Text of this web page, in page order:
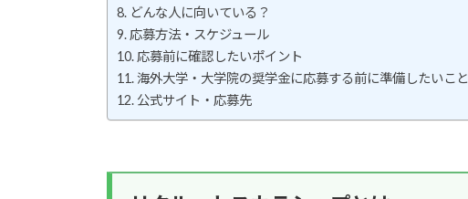
どんな人に向いている？
応募方法・スケジュール
応募前に確認したいポイント
海外大学・大学院の奨学金に応募する前に準備したいこと
公式サイト・応募先